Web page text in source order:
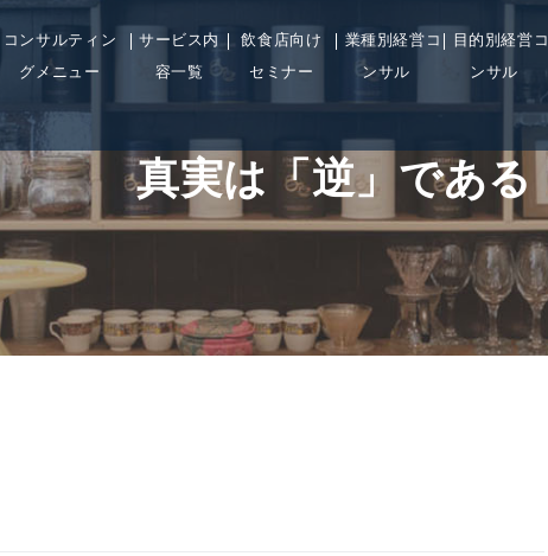
コンサルティン
グメニュー
サービス内
容一覧
飲食店向け
セミナー
業種別経営コ
ンサル
目的別経営コ
ンサル
真実は「逆」である